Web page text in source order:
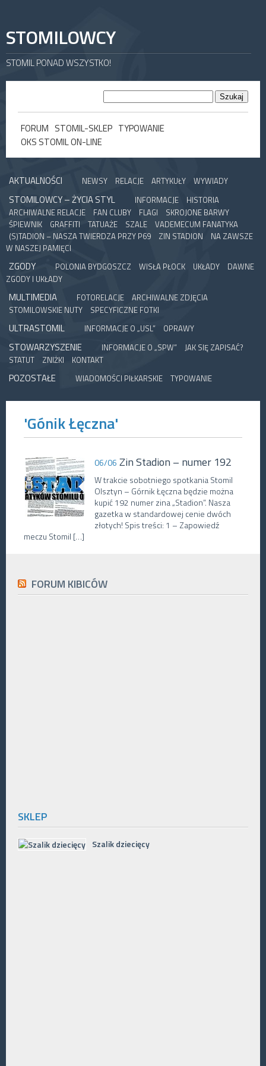
STOMILOWCY
STOMIL PONAD WSZYSTKO!
FORUM STOMIL-SKLEP TYPOWANIE
OKS STOMIL ON-LINE
AKTUALNOŚCI NEWSY RELACJE ARTYKUŁY WYWIADY
STOMILOWCY – ŻYCIA STYL INFORMACJE
HISTORIA
ARCHIWALNE RELACJE
FAN CLUBY FLAGI
SKROJONE BARWY
ŚPIEWNIK
GRAFFITI TATUAŻE SZALE
VADEMECUM FANATYKA
(S)TADION – NASZA TWIERDZA PRZY P69
ZIN STADION
NA ZAWSZE
W NASZEJ PAMIĘCI
ZGODY POLONIA BYDGOSZCZ WISŁA PŁOCK UKŁADY
DAWNE
ZGODY I UKŁADY
MULTIMEDIA FOTORELACJE
ARCHIWALNE ZDJĘCIA
STOMILOWSKIE NUTY
SPECYFICZNE FOTKI
ULTRASTOMIL INFORMACJE O „USL” OPRAWY
STOWARZYSZENIE INFORMACJE O „SPW”
JAK SIĘ ZAPISAĆ?
STATUT
ZNIŻKI KONTAKT
POZOSTAŁE WIADOMOŚCI PIŁKARSKIE TYPOWANIE
'Gónik Łęczna'
06/06 Zin Stadion – numer 192
W trakcie sobotniego spotkania Stomil
Olsztyn – Górnik Łęczna będzie można
kupić 192 numer zina „Stadion”. Nasza
gazetka w standardowej cenie dwóch
złotych! Spis treści: 1 – Zapowiedź
meczu Stomil […]
FORUM KIBICÓW
SKLEP
Szalik dziecięcy